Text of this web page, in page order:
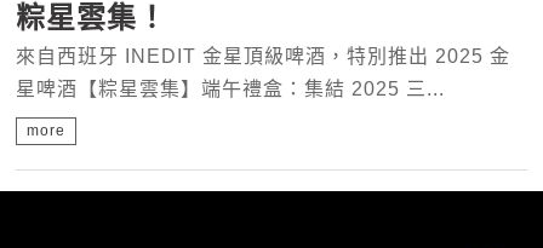
粽星雲集！
來自西班牙 INEDIT 金星頂級啤酒，特別推出 2025 金
星啤酒【粽星雲集】端午禮盒：集結 2025 三...
more